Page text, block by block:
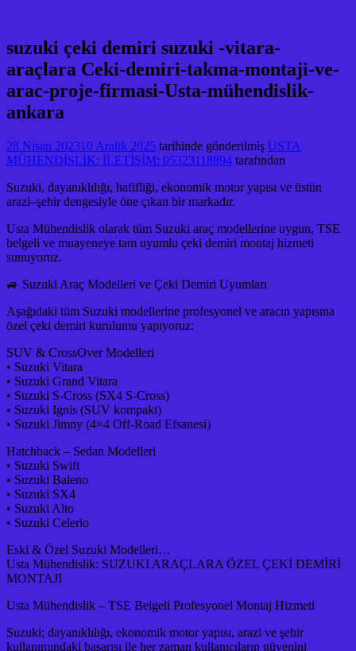
suzuki çeki demiri suzuki -vitara-
araçlara Ceki-demiri-takma-montaji-ve-
arac-proje-firmasi-Usta-mühendislik-
ankara
28 Nisan 202310 Aralık 2025 tarihinde gönderilmiş USTA
MÜHENDİSLİK: İLETİŞİM: 05323118894 tarafından
Suzuki, dayanıklılığı, hafifliği, ekonomik motor yapısı ve üstün
arazi–şehir dengesiyle öne çıkan bir markadır.
Usta Mühendislik olarak tüm Suzuki araç modellerine uygun, TSE
belgeli ve muayeneye tam uyumlu çeki demiri montaj hizmeti
sunuyoruz.
🚙 Suzuki Araç Modelleri ve Çeki Demiri Uyumları
Aşağıdaki tüm Suzuki modellerine profesyonel ve aracın yapısına
özel çeki demiri kurulumu yapıyoruz:
SUV & CrossOver Modelleri
• Suzuki Vitara
• Suzuki Grand Vitara
• Suzuki S-Cross (SX4 S-Cross)
• Suzuki Ignis (SUV kompakt)
• Suzuki Jimny (4×4 Off-Road Efsanesi)
Hatchback – Sedan Modelleri
• Suzuki Swift
• Suzuki Baleno
• Suzuki SX4
• Suzuki Alto
• Suzuki Celerio
Eski & Özel Suzuki Modelleri…
Usta Mühendislik: SUZUKI ARAÇLARA ÖZEL ÇEKİ DEMİRİ
MONTAJI
Usta Mühendislik – TSE Belgeli Profesyonel Montaj Hizmeti
Suzuki; dayanıklılığı, ekonomik motor yapısı, arazi ve şehir
kullanımındaki başarısı ile her zaman kullanıcıların güvenini